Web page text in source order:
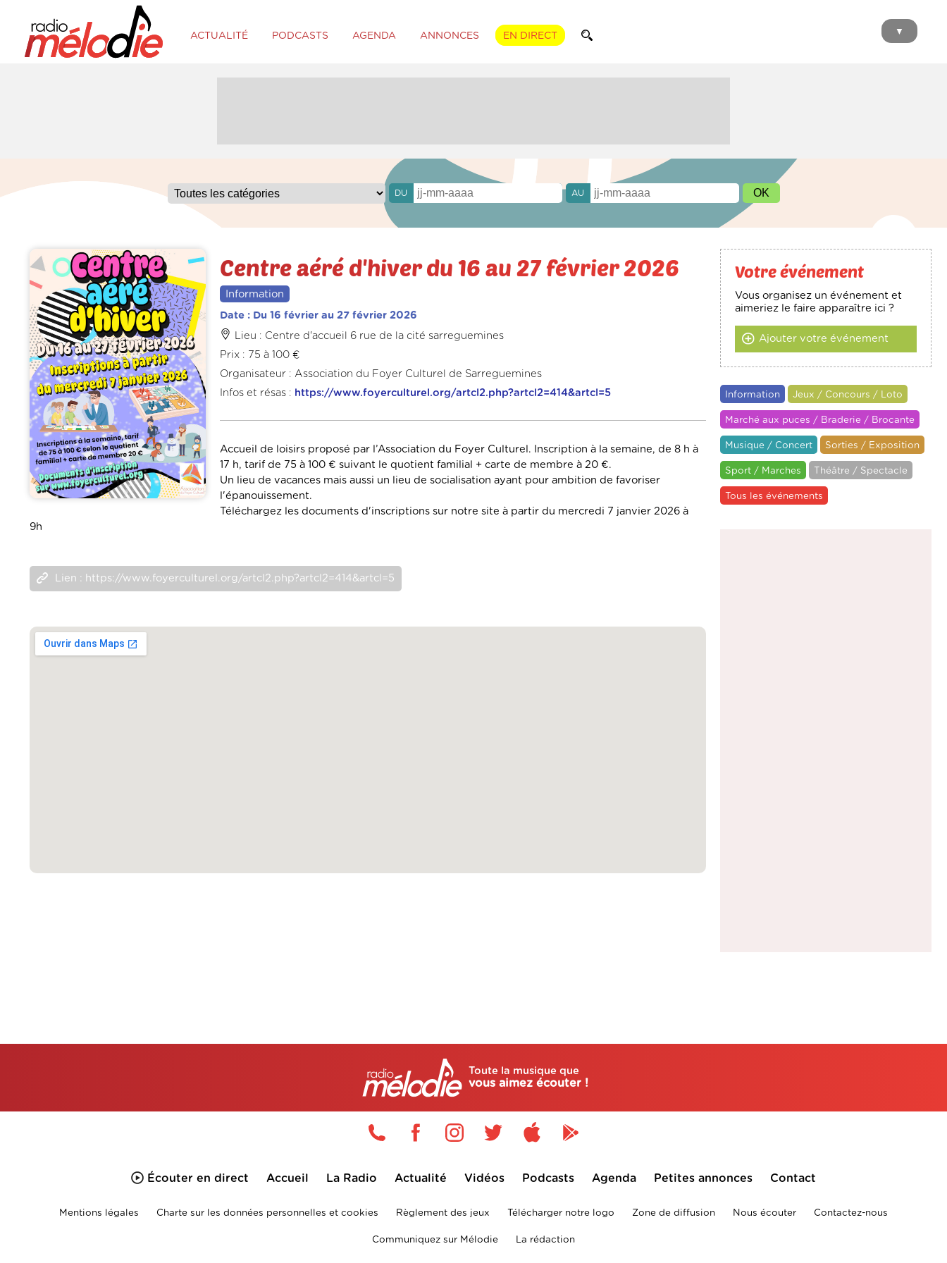
ACTUALITÉ PODCASTS AGENDA ANNONCES EN DIRECT ▼
DU AU
Centre aéré d'hiver du 16 au 27 février 2026
Information
Date : Du 16 février au 27 février 2026
Lieu : Centre d'accueil 6 rue de la cité sarreguemines
Prix : 75 à 100 €
Organisateur : Association du Foyer Culturel de Sarreguemines
Infos et résas : https://www.foyerculturel.org/artcl2.php?artcl2=414&artcl=5
Accueil de loisirs proposé par l’Association du Foyer Culturel. Inscription à la semaine, de 8 h à
17 h, tarif de 75 à 100 € suivant le quotient familial + carte de membre à 20 €.
Un lieu de vacances mais aussi un lieu de socialisation ayant pour ambition de favoriser
l'épanouissement.
Téléchargez les documents d'inscriptions sur notre site à partir du mercredi 7 janvier 2026 à
9h
Lien : https://www.foyerculturel.org/artcl2.php?artcl2=414&artcl=5
Votre événement
Vous organisez un événement et
aimeriez le faire apparaître ici ?
Ajouter votre événement
Information Jeux / Concours / Loto
Marché aux puces / Braderie / Brocante
Musique / Concert Sorties / Exposition
Sport / Marches Théâtre / Spectacle
Tous les événements
Toute la musique que
vous aimez écouter !
Écouter en direct Accueil La Radio Actualité Vidéos Podcasts Agenda Petites annonces Contact
Mentions légales Charte sur les données personnelles et cookies Règlement des jeux Télécharger notre logo Zone de diffusion Nous écouter Contactez-nous
Communiquez sur Mélodie La rédaction